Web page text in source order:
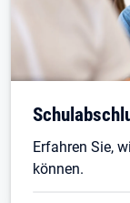
Erfahren Sie,
können.